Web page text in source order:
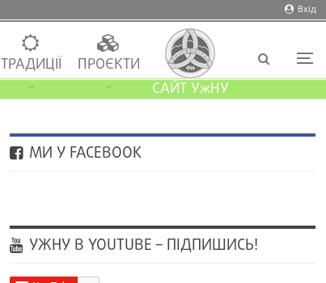
Вхід
ТРАДИЦІЇ
ПРОЄКТИ
САЙТ УжНУ
МИ У FACEBOOK
УЖНУ В YOUTUBE – ПІДПИШИСЬ!